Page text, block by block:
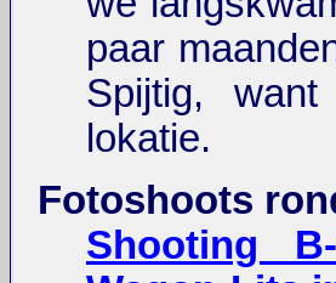
paar
Spijtig,
lokatie.
Fotoshoots
Shooting